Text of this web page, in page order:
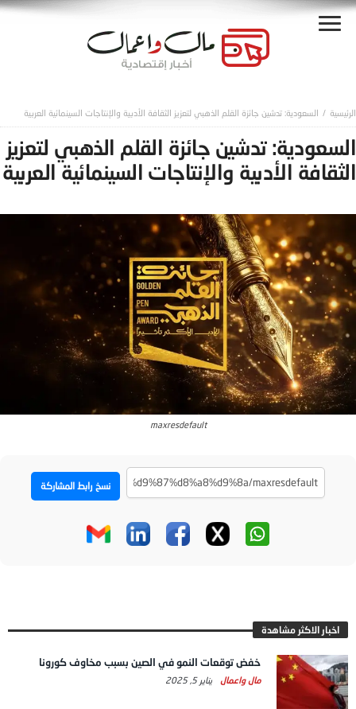
السعودية: تدشين جائزة القلم الذهبي لتعزيز الثقافة الأدبية والإنتاجات السينمائية العربية
السعودية: تدشين جائزة القلم الذهبي لتعزيز
الثقافة الأدبية والإنتاجات السينمائية العربية
maxresdefault
نسخ رابط المشاركة
اخبار الاكثر مشاهدة
خفض توقعات النمو في الصين بسبب مخاوف كورونا
مال واعمال يناير 5, 2025